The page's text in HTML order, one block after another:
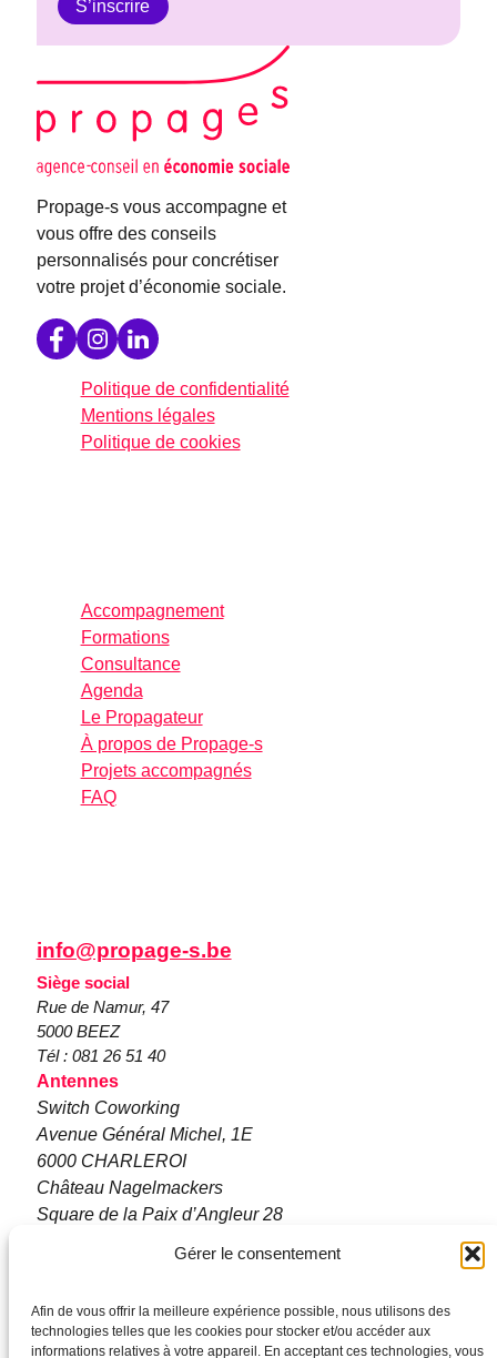
Gérer le consentement
Afin de vous offrir la meilleure expérience possible, nous utilisons des
technologies telles que les cookies pour stocker et/ou accéder aux
informations relatives à votre appareil. En acceptant ces technologies, vous
Propage-s vous accompagne et
vous offre des conseils
personnalisés pour concrétiser
votre projet d’économie sociale.
Politique de confidentialité
Mentions légales
Politique de cookies
Accompagnement
Formations
Consultance
Agenda
Le Propagateur
À propos de Propage-s
Projets accompagnés
FAQ
info@propage-s.be
Siège social
Rue de Namur, 47
5000 BEEZ
Tél : 081 26 51 40
Antennes
Switch Coworking
Avenue Général Michel, 1E
6000 CHARLEROI
Château Nagelmackers
Square de la Paix d’Angleur 28
6900 Marche-en-Famenne